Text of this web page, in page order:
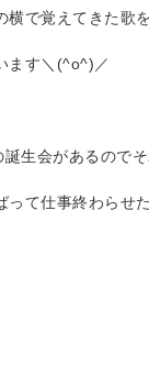
横で覚えてきた歌
ます＼(^o^)／
生会があるので
って仕事終わらせ